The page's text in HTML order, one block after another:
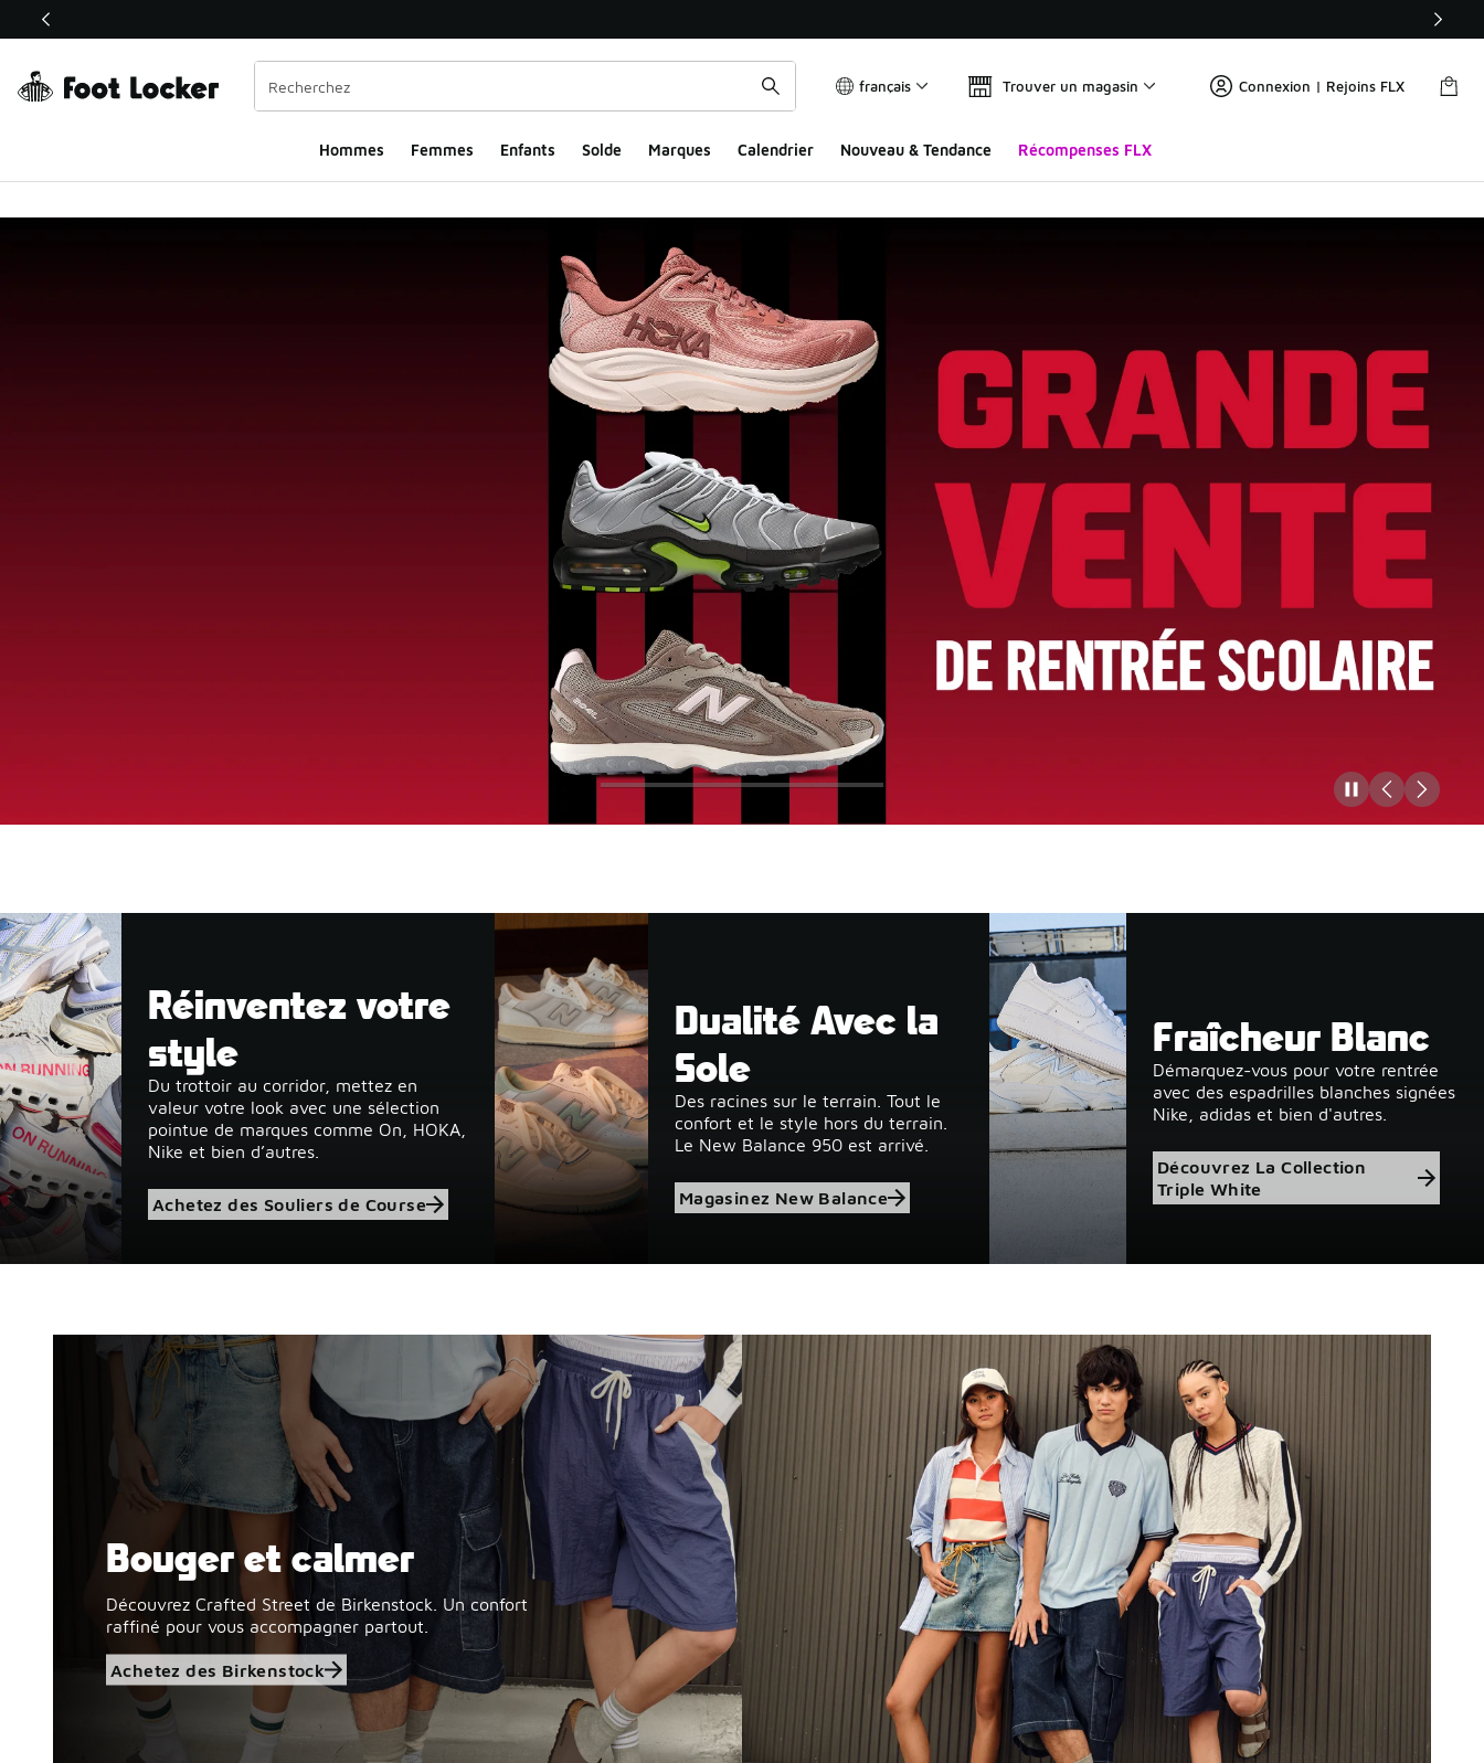
Ce lien s’ouvrira dans une nouvelle fenêtre
français Trouver un magasin Connexion | Rejoins FLX
Hommes Femmes Enfants Solde Marques Calendrier Nouveau & Tendance Récompenses FLX
Foot Locker page d'accueil
Jusqu'à 40 % de
rabais prolongé
De nouvelles réductions ont été ajoutées à notre grande
vente de rentrée scolaire !
Profitez Des Soldes
Acheter Homme
Pause
Réinventez votre
style
Du trottoir au corridor, mettez en
valeur votre look avec une sélection
pointue de marques comme On, HOKA,
Nike et bien d’autres.
Achetez des Souliers de Course
Dualité Avec la
Sole
Des racines sur le terrain. Tout le
confort et le style hors du terrain.
Le New Balance 950 est arrivé.
Magasinez New Balance
Fraîcheur Blanc
Démarquez-vous pour votre rentrée
avec des espadrilles blanches signées
Nike, adidas et bien d'autres.
Découvrez La Collection
Triple White
Achetez des Birkenstock
Bouger et calmer
Découvrez Crafted Street de Birkenstock. Un confort
raffiné pour vous accompagner partout.
Achetez des Birkenstock